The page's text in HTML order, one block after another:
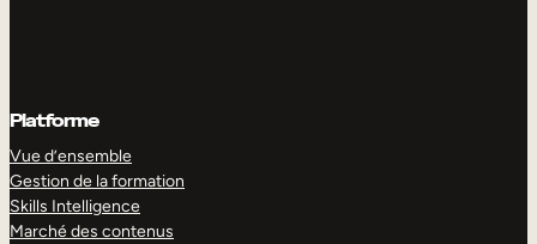
Platforme
Vue d’ensemble
Gestion de la formation
Skills Intelligence
Marché des contenus